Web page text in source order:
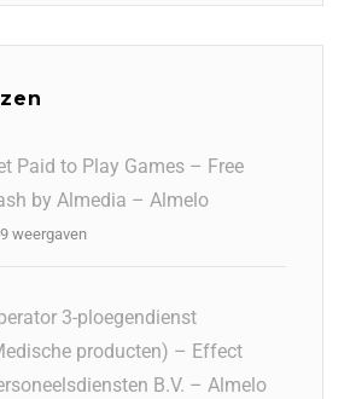
Paid to Play Games – Free
by Almedia – Almelo
weergaven
3-ploegendienst
producten) – Effect
B.V. – Almelo